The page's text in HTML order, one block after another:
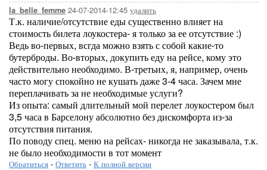
la_belle_femme 24-07-2014-12:45 удалить
Т.к. наличие/отсутствие еды существенно влияет на
стоимость билета лоукостера- я только за ее отсутствие :)
Ведь во-первых, всгда можно взять с собой какие-то
бутерброды. Во-вторых, докупить еду на рейсе, кому это
действительно необходимо. В-третьих, я, например, очень
часто могу спокойно не кушать даже 3-4 часа. Зачем мне
переплачивать за не необходимые услуги?
Из опыта: самый длительный мой перелет лоукостером был
3,5 часа в Барселону абсолютно без дискомфорта из-за
отсутствия питания.
По поводу спец. меню на рейсах- никогда не заказывала, т.к.
не было необходимости в тот момент
Обратиться - Ответить - К полной версии